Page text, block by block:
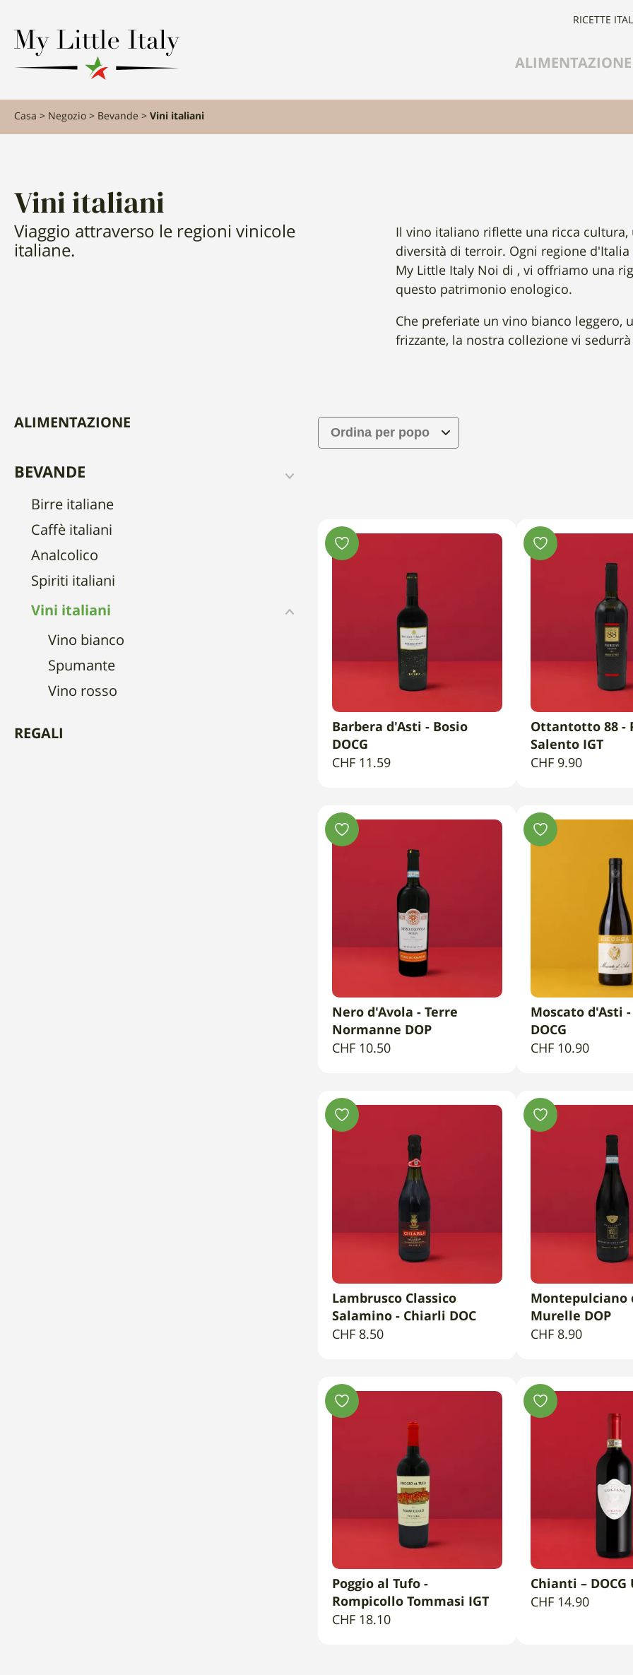
ALIMENTAZIONE
RICETTE
Casa Negozio Bevande Vini italiani
Vini italiani
Viaggio attraverso le regioni vinicole
italiane.
Il vino italiano riflette una ricca
diversità di terroir. Ogni regione
My Little Italy Noi di , vi offriamo una
questo patrimonio enologico.
Che preferiate un vino bianco
frizzante, la nostra collezione vi
ALIMENTAZIONE
BEVANDE
Birre italiane
Caffè italiani
Analcolico
Spiriti italiani
Vini italiani
Vino bianco
Spumante
Vino rosso
REGALI AGGIUNGI AL CARRELLO
Barbera d'Asti - Bosio
DOCG
CHF 11.59
AGGIUNGI AL
Ottantotto 88 -
Salento IGT
CHF9.90
AGGIUNGI AL CARRELLO
Nero d'Avola - Terre
Normanne DOP
CHF 10.50
AGGIUNGI AL
Moscato d'Asti -
DOCG
CHF10.90
AGGIUNGI AL CARRELLO
Lambrusco Classico
Salamino - Chiarli DOC
CHF 8.50
AGGIUNGI AL
Montepulciano
Murelle DOP
CHF8.90
AGGIUNGI AL CARRELLO
Poggio al Tufo -
Rompicollo Tommasi IGT
CHF 18.10
AGGIUNGI AL
Chianti – DOCG
CHF14.90